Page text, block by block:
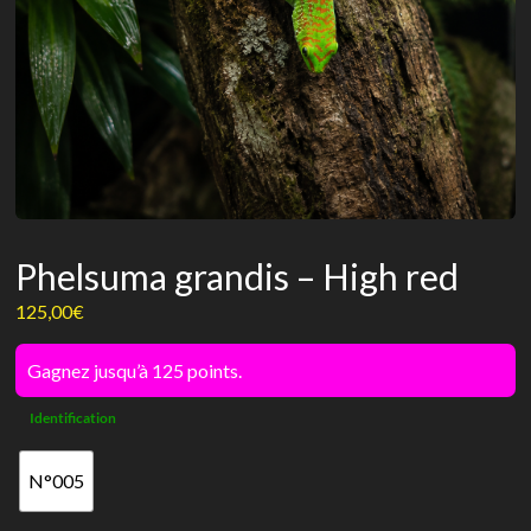
Phelsuma grandis – High red
125,00€
Gagnez jusqu’à 125 points.
Identification
N°005